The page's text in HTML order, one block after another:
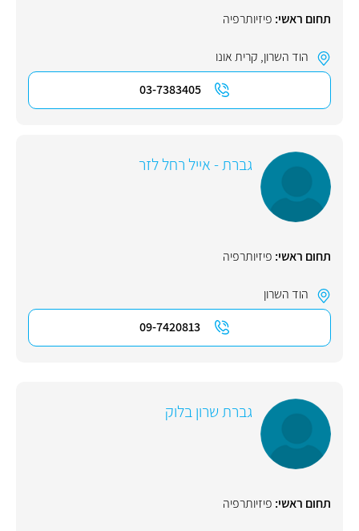
תחום ראשי: פיזיותרפיה
הוד השרון, קרית אונו
03-7383405
גברת - אייל רחל לזר
תחום ראשי: פיזיותרפיה
הוד השרון
09-7420813
גברת שרון בלוק
תחום ראשי: פיזיותרפיה